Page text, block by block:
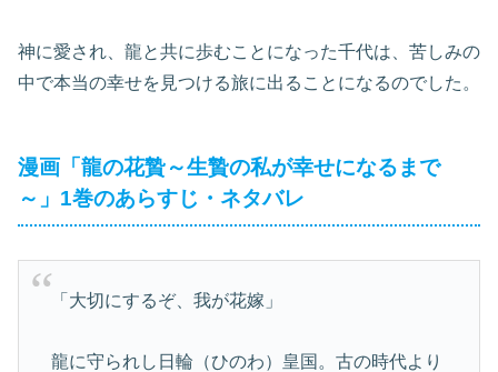
神に愛され、龍と共に歩むことになった千代は、苦しみの
中で本当の幸せを見つける旅に出ることになるのでした。
漫画「龍の花贄～生贄の私が幸せになるまで
～」1巻のあらすじ・ネタバレ
「大切にするぞ、我が花嫁」
龍に守られし日輪（ひのわ）皇国。古の時代より